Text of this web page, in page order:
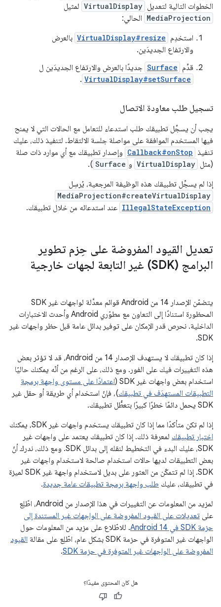
الخطوات التالية لتعديل VirtualDisplay لمثيل
MediaProjection الحالي:
استخدِم VirtualDisplay#resize بالعرض
والارتفاع الجديدَين.
قدِّم Surface جديدًا بالعرض والارتفاع الجديدَين ل
VirtualDisplay#setSurface
.
تسجيل طلب معاودة الاتصال
يجب أن يسجِّل تطبيقك طلب استدعاء للتعامل مع الحالات التي لا يمنح
فيها المستخدم الموافقة على مواصلة جلسة الالتقاط. لتنفيذ ذلك، عليك
تنفيذ Callback#onStop وإصدار تطبيقك مع أي موارد ذات صلة
(مثل VirtualDisplay و Surface
).
إذا لم يسجِّل تطبيقك هذه الوظيفة المرجعية، يُرسِل
MediaProjection#createVirtualDisplay
IllegalStateException عند استدعائه من خلال تطبيقك.
تعديل القيود المفروضة على حِزم تطوير
البرامج (SDK) غير التابعة لجهات خارجية
يتضمّن الإصدار 14 من Android قوائم معدَّلة لواجهات غير SDK
المحظورة استنادًا إلى التعاون مع مطوّري Android وأحدث الاختبارات
الداخلية. نحرص قدر الإمكان على توفير بدائل عامة قبل حظر واجهات غير
SDK.
إذا كان تطبيقك لا يستهدف الإصدار 14 من Android، قد لا تؤثر بعض
هذه التغييرات فيك على الفور. ومع ذلك، على الرغم من أنّه يمكنك حاليًا
استخدام بعض واجهات غير SDK (
اعتمادًا على مستوى واجهة برمجة
التطبيقات المستهدَف في تطبيقك)، فإنّ استخدام أي طريقة أو حقل غير
SDK يحمل دائمًا خطرًا كبيرًا بتعطُّل تطبيقك.
إذا لم تكن متأكدًا مما إذا كان تطبيقك يستخدم واجهات غير SDK، يمكنك
اختبار تطبيقك لمعرفة ذلك. إذا كان تطبيقك يعتمد على واجهات غير
SDK، عليك البدء في التخطيط لنقله إلى بدائل SDK. ومع ذلك، ندرك أنّ
بعض التطبيقات لديها حالات استخدام صالحة لاستخدام واجهات غير
SDK. إذا لم تتمكّن من العثور على بديل لاستخدام واجهة غير SDK لميزة
في تطبيقك، عليك طلب واجهة برمجة تطبيقات عامة جديدة.
لمزيد من المعلومات عن التغييرات في هذا الإصدار من Android، اطّلِع
على تعديلات على القيود المفروضة على الواجهات غير المستندة إلى
حزمة SDK في Android 14
. للاطّلاع على مزيد من المعلومات حول
الواجهات غير المتوفرة في حزمة SDK بشكل عام، اطّلِع على مقالة
القيود
المفروضة على الواجهات غير المتوفرة في حزمة SDK
.
هل كان المحتوى مفيدًا؟